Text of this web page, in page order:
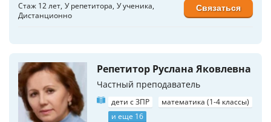
Стаж 12 лет У репетитора У ученика
Дистанционно
Связаться
Репетитор Руслана Яковлевна
Частный преподаватель
дети с ЗПР
математика (1-4 классы)
и еще 16